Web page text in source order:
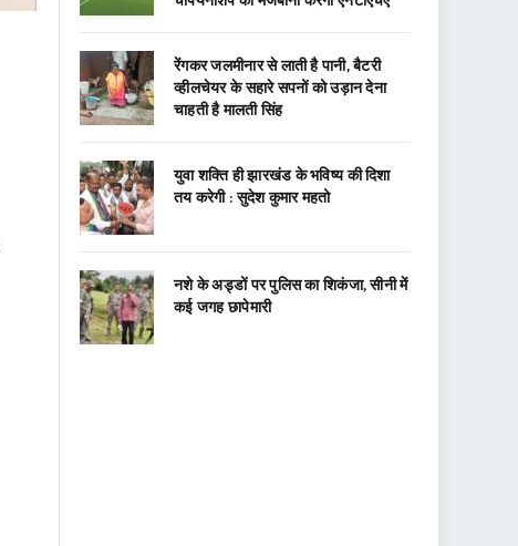
रेंगकर जलमीनार से लाती है पानी, बैटरी
व्हीलचेयर के सहारे सपनों को उड़ान देना
चाहती है मालती सिंह
युवा शक्ति ही झारखंड के भविष्य की दिशा
तय करेगी : सुदेश कुमार महतो
नशे के अड्डों पर पुलिस का शिकंजा, सीनी में
कई जगह छापेमारी